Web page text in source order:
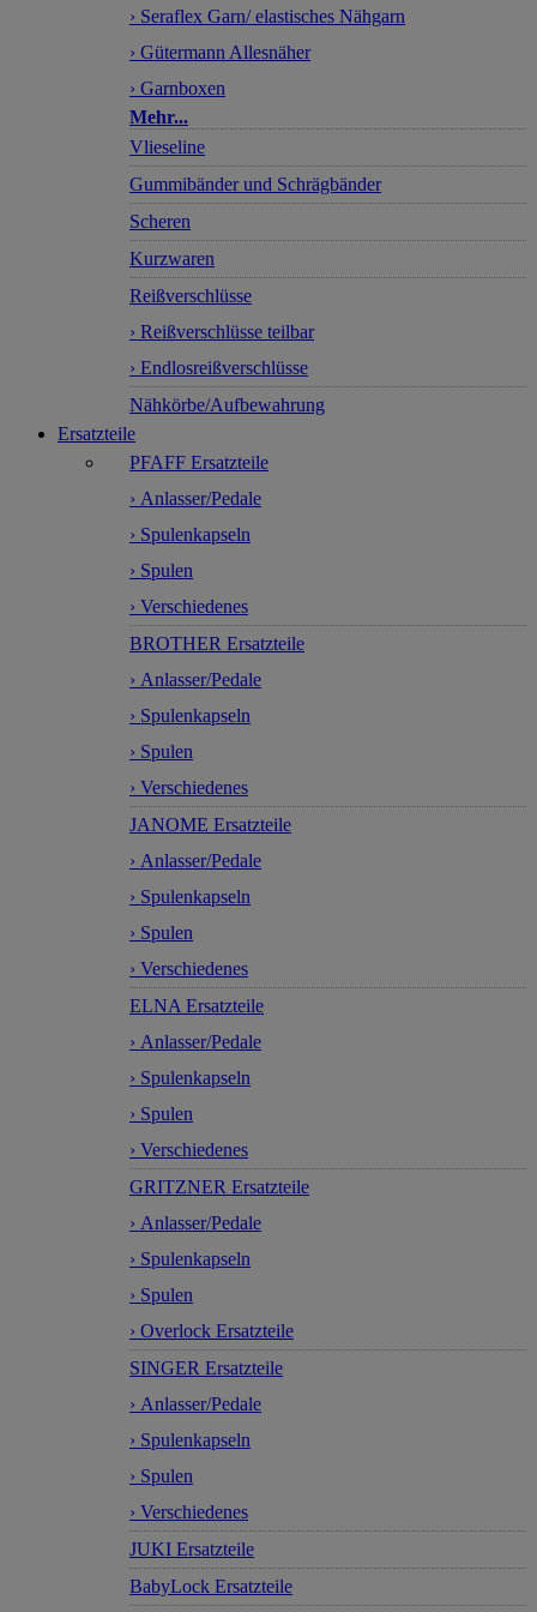
› Seraflex Garn/ elastisches Nähgarn
› Gütermann Allesnäher
› Garnboxen
Mehr...
Vlieseline
Gummibänder und Schrägbänder
Scheren
Kurzwaren
Reißverschlüsse
› Reißverschlüsse teilbar
› Endlosreißverschlüsse
Nähkörbe/Aufbewahrung
Ersatzteile
PFAFF Ersatzteile
› Anlasser/Pedale
› Spulenkapseln
› Spulen
› Verschiedenes
BROTHER Ersatzteile
› Anlasser/Pedale
› Spulenkapseln
› Spulen
› Verschiedenes
JANOME Ersatzteile
› Anlasser/Pedale
› Spulenkapseln
› Spulen
› Verschiedenes
ELNA Ersatzteile
› Anlasser/Pedale
› Spulenkapseln
› Spulen
› Verschiedenes
GRITZNER Ersatzteile
› Anlasser/Pedale
› Spulenkapseln
› Spulen
› Overlock Ersatzteile
SINGER Ersatzteile
› Anlasser/Pedale
› Spulenkapseln
› Spulen
› Verschiedenes
JUKI Ersatzteile
BabyLock Ersatzteile